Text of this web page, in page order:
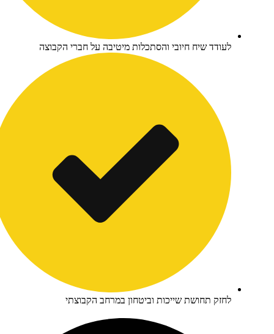
שיח חיובי והסתכלות מיטיבה על חברי הקבוצה
תחושת שייכות וביטחון במרחב הקבוצתי